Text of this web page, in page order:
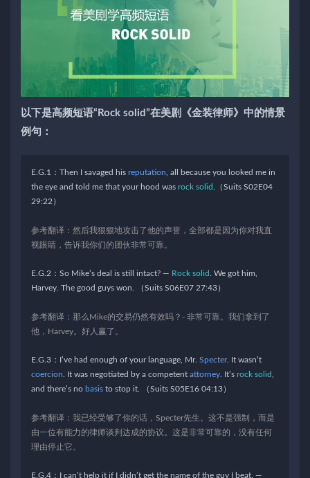
以下是高频短语“Rock solid”在美剧《金装律师》中的情景
例句：
E.G.1：Then I savaged his reputation , all because you looked me in
the eye and told me that your hood was rock solid
.（Suits S02E04
29:22）
参考翻译：然后我狠狠地攻击了他的声誉，全部都是因为你对我直
视眼睛，告诉我你们的团伙非常可靠。
E.G.2：So Mike’s deal is still intact? — Rock solid
. We got him,
Harvey. The good guys won. （Suits S06E07 27:43）
参考翻译：那么Mike的交易仍然有效吗？- 非常可靠。我们拿到了
他，Harvey。好人赢了。
E.G.3：I’ve had enough of your language, Mr. Specter. It wasn’t
coercion . It was negotiated by a competent attorney . It’s rock solid
and there’s no basis to stop it. （Suits S05E16 04:13）
参考翻译：我已经受够了你的话，Specter先生。这不是强制，而是
由一位有能力的律师谈判达成的协议。这是非常可靠的，没有任何
理由停止它。
E.G.4：I can’t help it if I didn’t get the name of the guy I beat. —